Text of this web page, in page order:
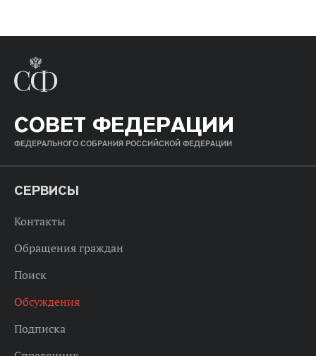
СОВЕТ ФЕДЕРАЦИИ
ФЕДЕРАЛЬНОГО СОБРАНИЯ РОССИЙСКОЙ ФЕДЕРАЦИИ
СЕРВИСЫ
Контакты
Обращения граждан
Поиск
Обсуждения
Подписка